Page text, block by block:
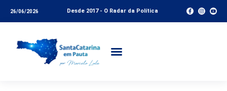
26/06/2026 Desde 2017 - O Radar da Política